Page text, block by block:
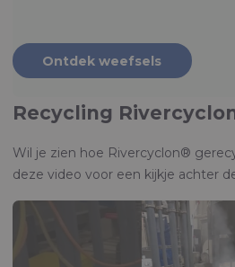
Ontdek weefsels
Recycling
Wil je zien hoe Rivercyclon®
deze video voor een kijkje achter